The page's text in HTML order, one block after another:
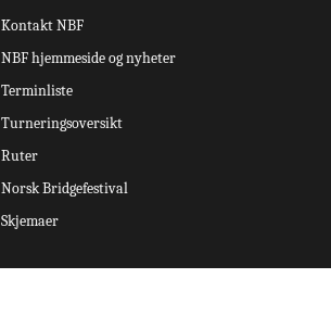
Kontakt NBF
NBF hjemmeside og nyheter
Terminliste
Turneringsoversikt
Ruter
Norsk Bridgefestival
Skjemaer